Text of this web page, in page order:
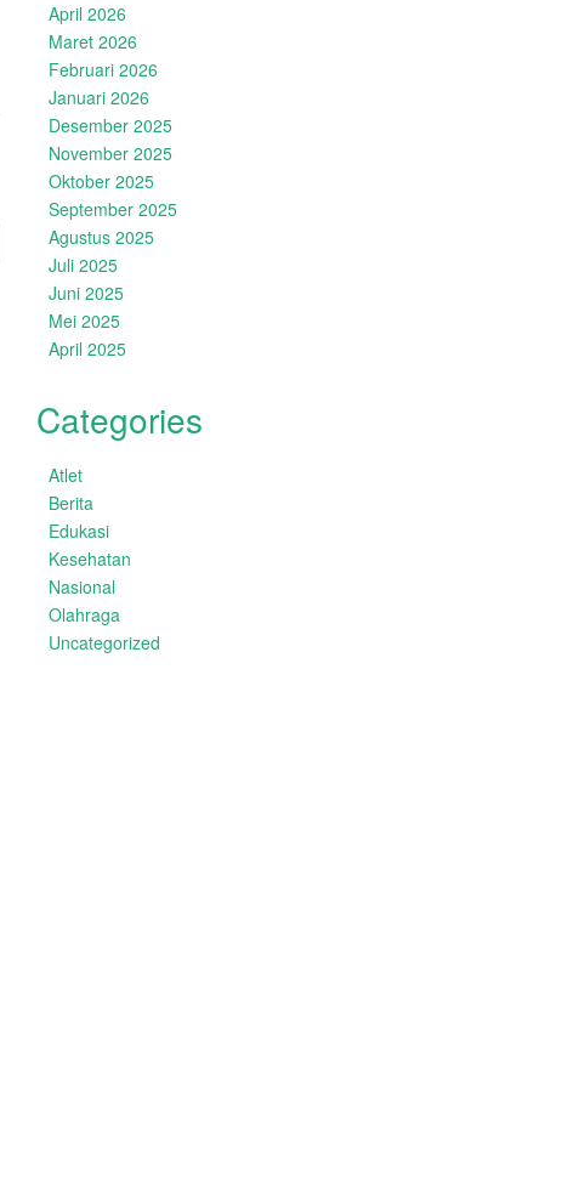
April 2026
Maret 2026
Februari 2026
Januari 2026
Desember 2025
November 2025
Oktober 2025
September 2025
Agustus 2025
Juli 2025
Juni 2025
Mei 2025
April 2025
Categories
Atlet
Berita
Edukasi
Kesehatan
Nasional
Olahraga
Uncategorized